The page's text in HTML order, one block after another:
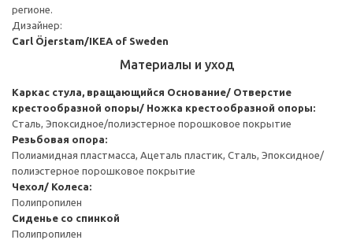
регионе.
Дизайнер:
Carl Öjerstam/IKEA of Sweden
Материалы и уход
Каркас стула, вращающийся Основание/ Отверстие
крестообразной опоры/ Ножка крестообразной опоры:
Сталь, Эпоксидное/полиэстерное порошковое покрытие
Резьбовая опора:
Полиамидная пластмасса, Ацеталь пластик, Сталь, Эпоксидное/
полиэстерное порошковое покрытие
Чехол/ Колеса:
Полипропилен
Сиденье со спинкой
Полипропилен